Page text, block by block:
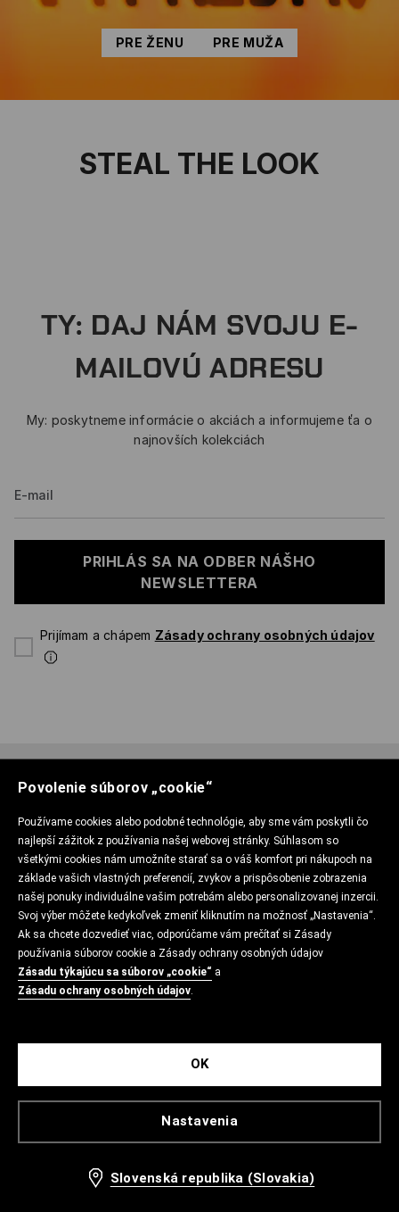
Povolenie súborov „cookie“
Používame cookies alebo podobné technológie, aby sme vám poskytli čo
najlepší zážitok z používania našej webovej stránky. Súhlasom so
všetkými cookies nám umožníte starať sa o váš komfort pri nákupoch na
základe vašich vlastných preferencií, zvykov a prispôsobenie zobrazenia
našej ponuky individuálne vašim potrebám alebo personalizovanej inzercii.
Svoj výber môžete kedykoľvek zmeniť kliknutím na možnosť „Nastavenia“.
Ak sa chcete dozvedieť viac, odporúčame vám prečítať si Zásady
používania súborov cookie a Zásady ochrany osobných údajov
Zásadu týkajúcu sa súborov „cookie“ a
Zásadu ochrany osobných údajov.
Nastavenia
OK
Slovenská republika (Slovakia)
PRE ŽENU PRE MUŽA
STEAL THE LOOK
TY: DAJ NÁM SVOJU E-
MAILOVÚ ADRESU
My: poskytneme informácie o akciách a informujeme ťa o
najnovších kolekciách
E-mail
PRIHLÁS SA NA ODBER NÁŠHO
NEWSLETTERA
Prijímam a chápem Zásady ochrany osobných údajov
SPRIEVODCA NÁKUPOCH
ZÁSADY OCHRANY OSOBNÝCH ÚDAJOV
KONTAKT
2022386729; IČ DPH: SK2022386729; OR OS Banská Bystrica, Odd. S.r.o.,